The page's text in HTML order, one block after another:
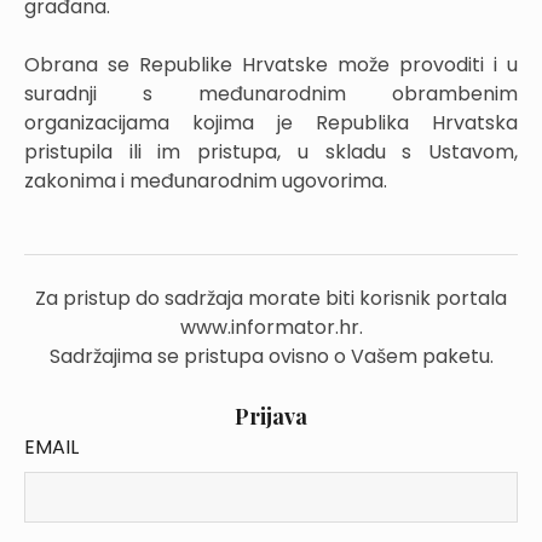
građana.
Obrana se Republike Hrvatske može provoditi i u
suradnji s međunarodnim obrambenim
organizacijama kojima je Republika Hrvatska
pristupila ili im pristupa, u skladu s Ustavom,
zakonima i međunarodnim ugovorima.
Za pristup do sadržaja morate biti korisnik portala
www.informator.hr.
Sadržajima se pristupa ovisno o Vašem paketu.
Prijava
EMAIL